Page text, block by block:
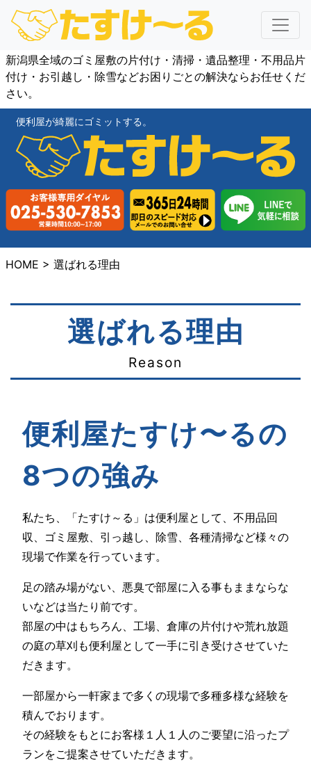
新潟県全域のゴミ屋敷の片付け・清掃・遺品整理・不用品片
付け・お引越し・除雪などお困りごとの解決ならお任せくだ
さい。
便利屋が綺麗にゴミットする。
HOME > 選ばれる理由
選ばれる理由
Reason
便利屋たすけ〜るの
8つの強み
私たち、「たすけ～る」は便利屋として、不用品回
収、ゴミ屋敷、引っ越し、除雪、各種清掃など様々の
現場で作業を行っています。
足の踏み場がない、悪臭で部屋に入る事もままならな
いなどは当たり前です。
部屋の中はもちろん、工場、倉庫の片付けや荒れ放題
の庭の草刈も便利屋として一手に引き受けさせていた
だきます。
一部屋から一軒家まで多くの現場で多種多様な経験を
積んでおります。
その経験をもとにお客様１人１人のご要望に沿ったプ
ランをご提案させていただきます。